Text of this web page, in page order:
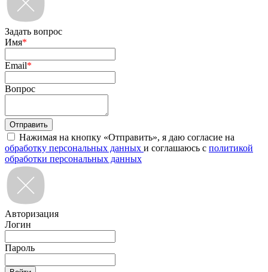
Задать вопрос
Имя*
Email*
Вопрос
Нажимая на кнопку «Отправить», я даю согласие на
обработку персональных данных и соглашаюсь с политикой
обработки персональных данных
Авторизация
Логин
Пароль